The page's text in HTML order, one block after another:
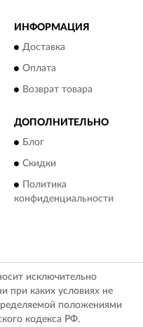
ИНФОРМАЦИЯ
Доставка
Оплата
Возврат товара
ДОПОЛНИТЕЛЬНО
Блог
Скидки
Политика
конфиденциальности
исключительно
при каких условиях не
положениями
кодекса РФ.